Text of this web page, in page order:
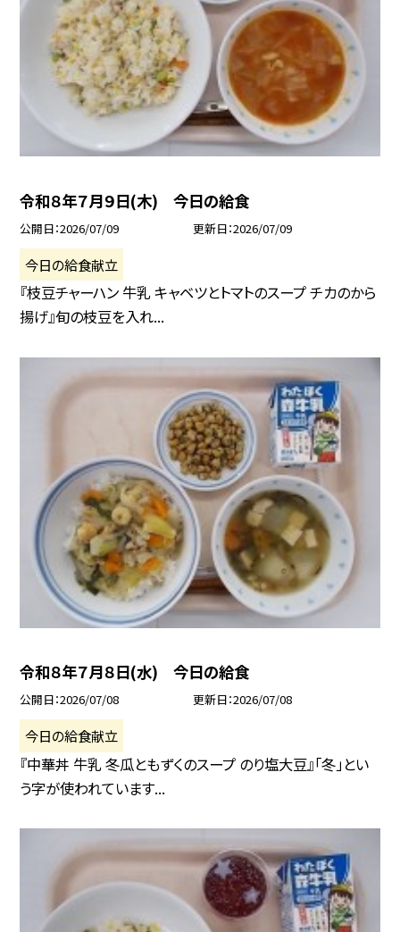
令和８年７月９日(木) 今日の給食
公開日 2026/07/09 更新日 2026/07/09
今日の給食献立
『枝豆チャーハン 牛乳 キャベツとトマトのスープ チカのから
揚げ』旬の枝豆を入れ...
令和８年７月８日(水) 今日の給食
公開日 2026/07/08 更新日 2026/07/08
今日の給食献立
『中華丼 牛乳 冬瓜ともずくのスープ のり塩大豆』「冬」とい
う字が使われています...